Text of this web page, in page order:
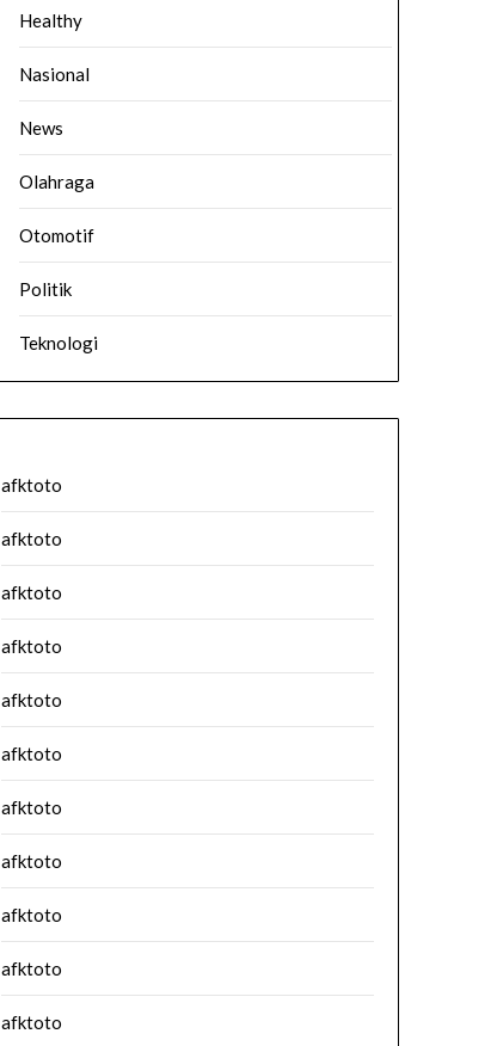
Healthy
Nasional
News
Olahraga
Otomotif
Politik
Teknologi
afktoto
afktoto
afktoto
afktoto
afktoto
afktoto
afktoto
afktoto
afktoto
afktoto
afktoto